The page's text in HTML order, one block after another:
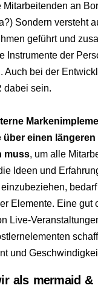
Mitarbeitenden an
Sondern versteht
geführt und
Instrumente der
Auch bei der
dabei sein.
über einen
muss, um alle
Ideen und
Elemente. Eine gut
Live-
und
als mermaid &